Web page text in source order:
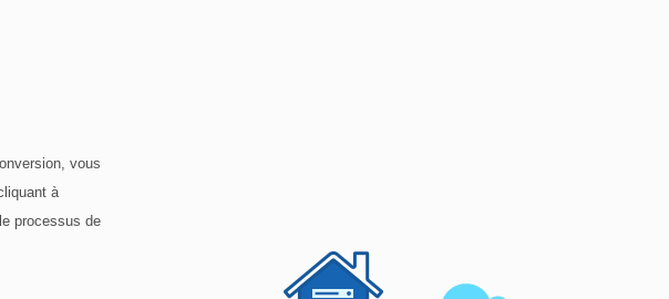
vous
à
processus de